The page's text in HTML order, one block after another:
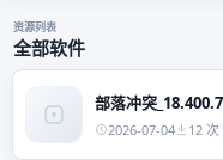
资源列表
全部软件
部落冲突
2026-07-04 12 次